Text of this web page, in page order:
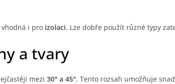
i pro izolaci. Lze dobře použít různé typy
a tvary
mezi 30° a 45°. Tento rozsah umožňuje